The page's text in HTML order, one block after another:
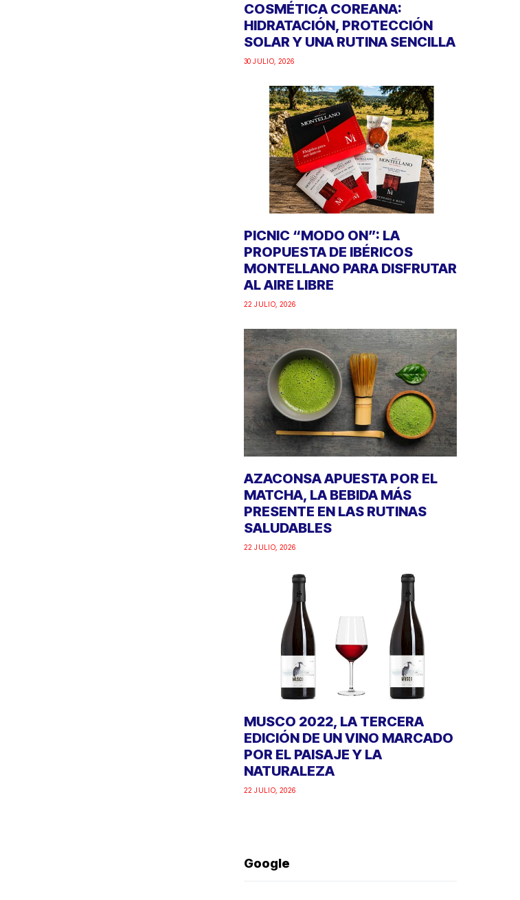
COSMÉTICA COREANA:
HIDRATACIÓN, PROTECCIÓN
SOLAR Y UNA RUTINA SENCILLA
30 JULIO, 2026
PICNIC “MODO ON”: LA
PROPUESTA DE IBÉRICOS
MONTELLANO PARA DISFRUTAR
AL AIRE LIBRE
22 JULIO, 2026
AZACONSA APUESTA POR EL
MATCHA, LA BEBIDA MÁS
PRESENTE EN LAS RUTINAS
SALUDABLES
22 JULIO, 2026
MUSCO 2022, LA TERCERA
EDICIÓN DE UN VINO MARCADO
POR EL PAISAJE Y LA
NATURALEZA
22 JULIO, 2026
Google